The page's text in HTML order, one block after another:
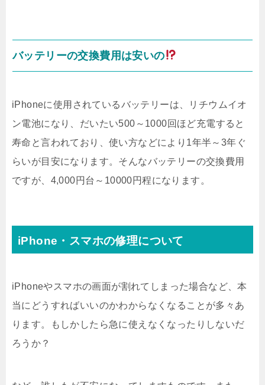
バッテリーの交換費用は安いの
iPhoneに使用されているバッテリーは、リチウムイオ
ン電池になり、だいたい500～1000回ほど充電すると
寿命と言われており、使い方などにより1年半～3年ぐ
らいが目安になります。そんなバッテリーの交換費用
ですが、4,000円台～10000円程になります。
iPhone・スマホの修理について
iPhoneやスマホの画面が割れてしまった場合など、本
当にどうすればいいのかわからなくなることが多々あ
ります。もしかしたら急に使えなくなったりしないだ
ろうか？